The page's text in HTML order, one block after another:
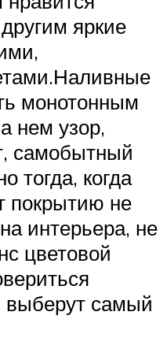
яркие
монотонным
нем узор,
самобытный
тогда, когда
покрытию не
интерьера, не
цветовой
выберут самый